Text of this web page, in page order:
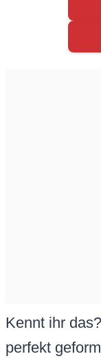
Kennt ihr
perfekt